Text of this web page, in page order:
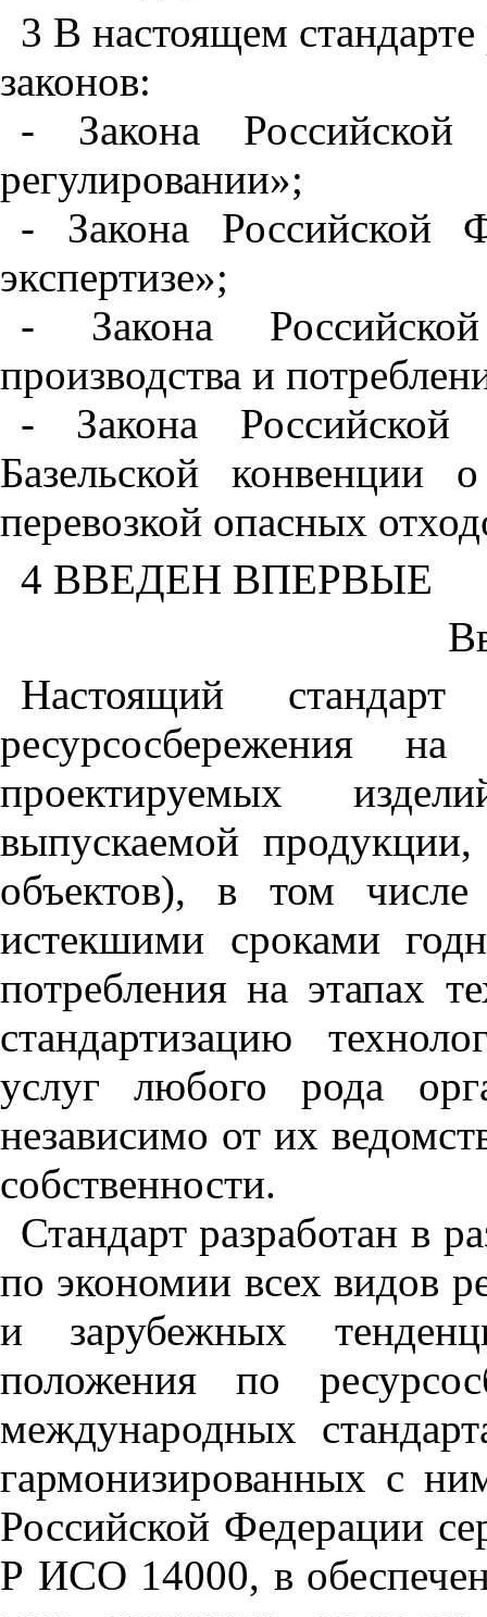
3 В настоящем
законов:
- Закона
регулировании»;
- Закона Российской
экспертизе»;
- Закона
производства и
- Закона
Базельской конвенции
перевозкой опасных
4 ВВЕДЕН ВПЕРВЫЕ
Настоящий стандарт
ресурсосбережения
проектируемых
выпускаемой
объектов), в том
истекшими сроками
потребления на этапах
стандартизацию
услуг любого рода
независимо от их
собственности.
Стандарт разработан в
по экономии всех видов
и зарубежных
положения по
международных
гармонизированных с
Российской Федерации
Р ИСО 14000, в